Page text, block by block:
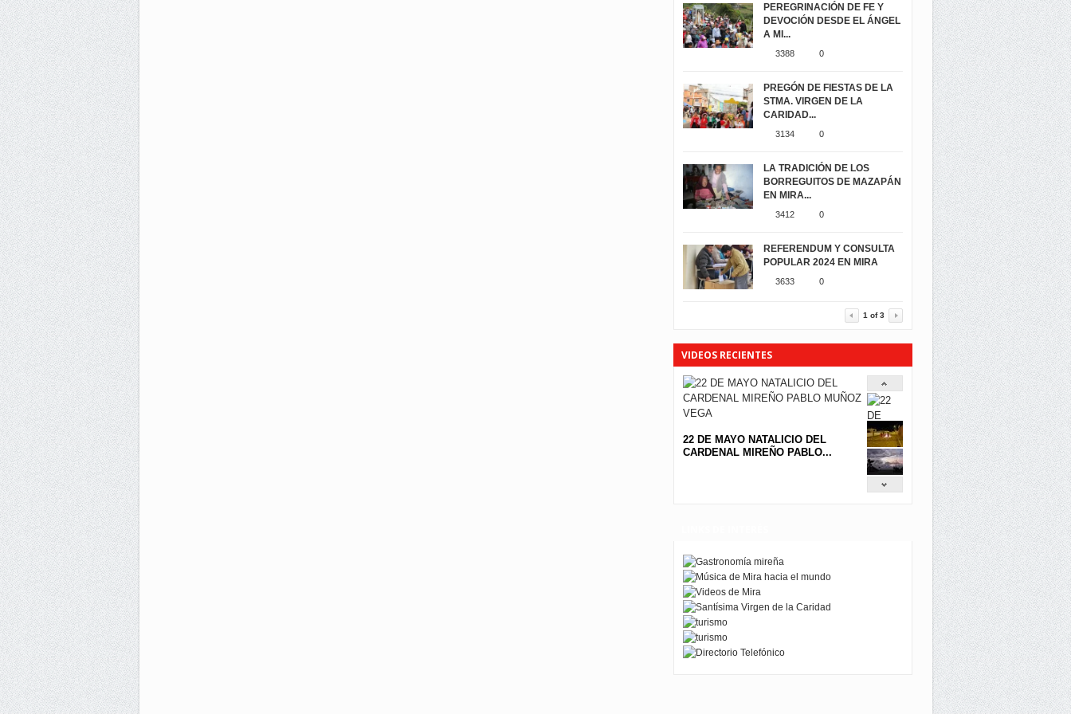
PEREGRINACIÓN DE FE Y
DEVOCIÓN DESDE EL ÁNGEL
A MI...
3388 0
PREGÓN DE FIESTAS DE LA
STMA. VIRGEN DE LA
CARIDAD...
3134 0
LA TRADICIÓN DE LOS
BORREGUITOS DE MAZAPÁN
EN MIRA...
3412 0
REFERENDUM Y CONSULTA
POPULAR 2024 EN MIRA
3633 0
1 of3
VIDEOS RECIENTES
22 DE MAYO NATALICIO DEL
CARDENAL MIREÑO PABLO...